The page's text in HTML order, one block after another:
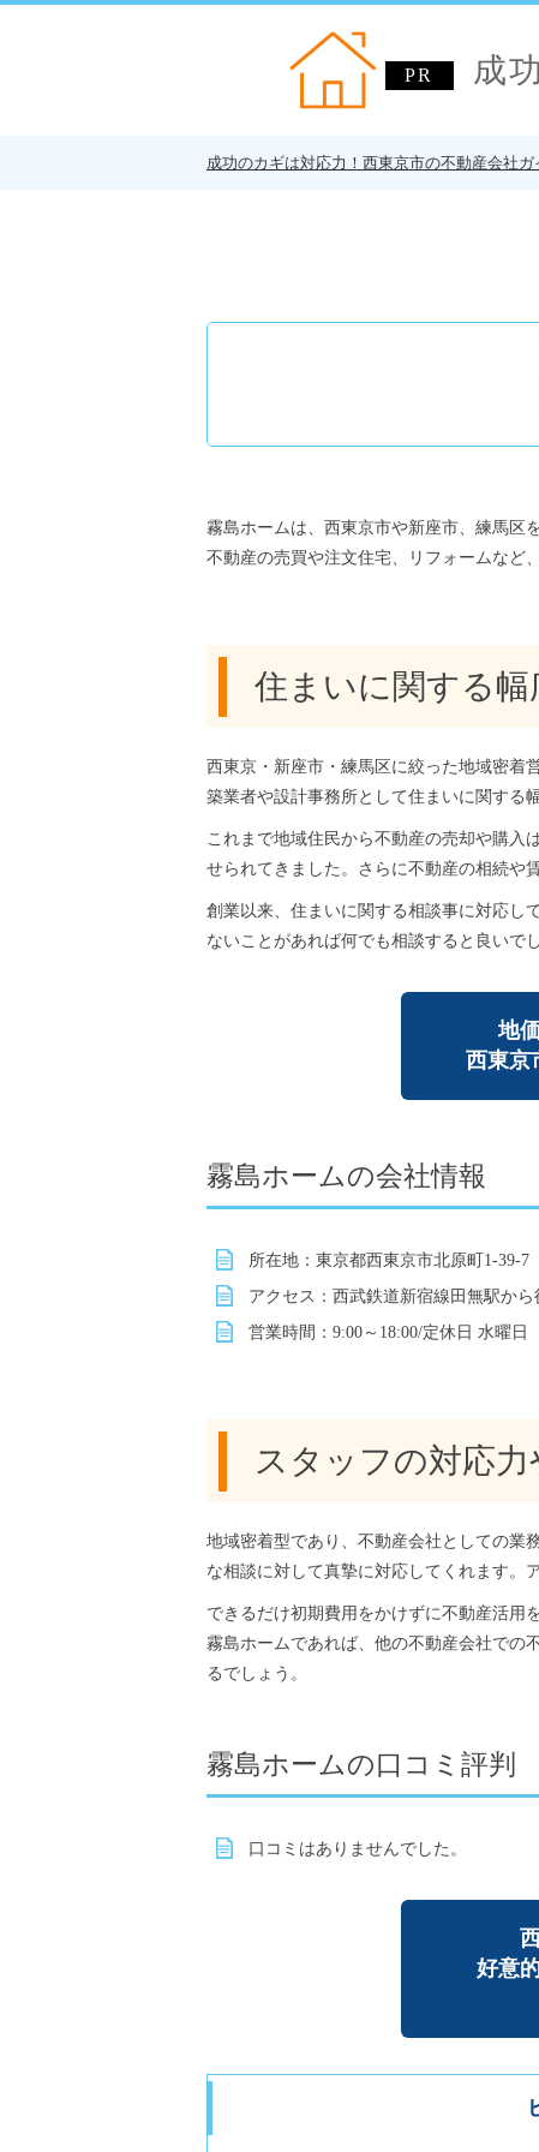
成
成功のカギは対応力！西東京市の不動産会社ガ
霧島ホームは、西東京市や新座市、練馬区
不動産の売買や注文住宅、リフォームなど
住まいに関する
西東京・新座市・練馬区に絞った地域密着
築業者や設計事務所として住まいに関する
これまで地域住民から不動産の売却や購入
せられてきました。さらに不動産の相続や
創業以来、住まいに関する相談事に対応し
ないことがあれば何でも相談すると良いでし
地
西東京
霧島ホームの会社情報
所在地：東京都西東京市北原町1-39-7
アクセス：西武鉄道新宿線田無駅から
営業時間：9:00～18:00/定休日 水曜日
スタッフの対応
地域密着型であり、不動産会社としての業
な相談に対して真摯に対応してくれます。
できるだけ初期費用をかけずに不動産活用
霧島ホームであれば、他の不動産会社での
るでしょう。
霧島ホームの口コミ評判
口コミはありませんでした。
好意